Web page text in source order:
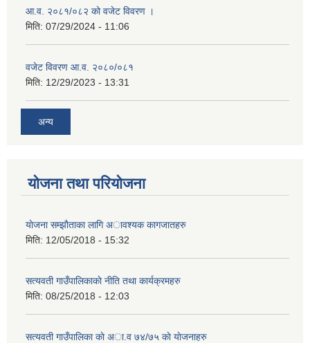
आ.व. २०८१/०८२ को वजेट विवरण ।
मिति: 07/29/2024 - 11:06
वजेट विवरण आ.व. २०८०/०८१
मिति: 12/29/2023 - 13:31
अन्य
योजना तथा परियोजना
याेजना सम्झाैताका लागि अावश्यक कागजातहरु
मिति: 12/05/2018 - 15:32
सत्यवती गाउँपालिकाकाे नीति तथा कार्यक्रमहरु
मिति: 08/25/2018 - 12:03
सत्यवती गाउँपालिका काे अा‍.व ७४/७५ काे याेजनाहरु